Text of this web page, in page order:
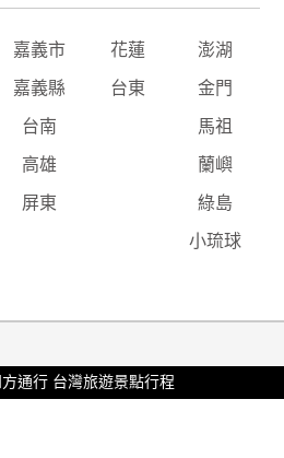
嘉義市 花蓮 澎湖
嘉義縣 台東 金門
台南 馬祖
高雄 蘭嶼
屏東 綠島
小琉球
通行 台灣旅遊景點行程